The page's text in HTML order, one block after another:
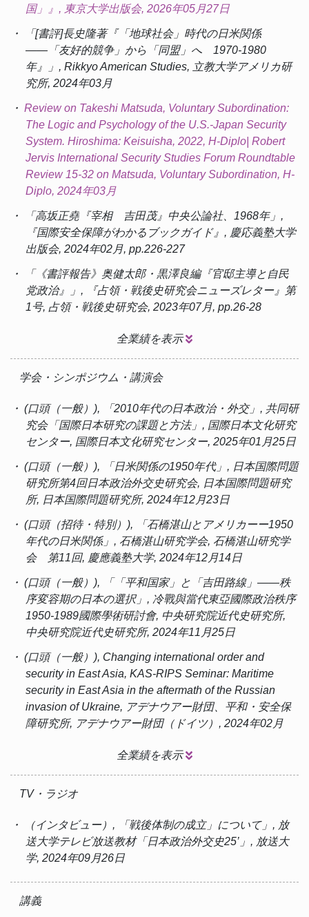
国」』, 東京大学出版会, 2026年05月27日
・ 「[書評]長史隆著『「地球社会」時代の日米関係
――「友好的競争」から「同盟」へ 1970-1980
年』」, Rikkyo American Studies, 立教大学アメリカ研
究所, 2024年03月
・ Review on Takeshi Matsuda, Voluntary Subordination:
The Logic and Psychology of the U.S.-Japan Security
System. Hiroshima: Keisuisha, 2022, H-Diplo| Robert
Jervis International Security Studies Forum Roundtable
Review 15-32 on Matsuda, Voluntary Subordination, H-
Diplo, 2024年03月
・ 「高坂正堯『宰相 吉田茂』中央公論社、1968年」,
『国際安全保障がわかるブックガイド』, 慶応義塾大学
出版会, 2024年02月, pp.226-227
・ 「《書評報告》奥健太郎・黒澤良編『官邸主導と自民
党政治』」, 『占領・戦後史研究会ニューズレター』第
1号, 占領・戦後史研究会, 2023年07月, pp.26-28
全業績を表示
学会・シンポジウム・講演会
・ (口頭（一般）), 「2010年代の日本政治・外交」, 共同研
究会「国際日本研究の課題と方法」, 国際日本文化研究
センター, 国際日本文化研究センター, 2025年01月25日
・ (口頭（一般）), 「日米関係の1950年代」, 日本国際問題
研究所第4回日本政治外交史研究会, 日本国際問題研究
所, 日本国際問題研究所, 2024年12月23日
・ (口頭（招待・特別）), 「石橋湛山とアメリカーー1950
年代の日米関係」, 石橋湛山研究学会, 石橋湛山研究学
会 第11回, 慶應義塾大学, 2024年12月14日
・ (口頭（一般）), 「「平和国家」と「吉田路線」――秩
序変容期の日本の選択」, 冷戰與當代東亞國際政治秩序
1950-1989國際學術研討會, 中央研究院近代史研究所,
中央研究院近代史研究所, 2024年11月25日
・ (口頭（一般）), Changing international order and
security in East Asia, KAS-RIPS Seminar: Maritime
security in East Asia in the aftermath of the Russian
invasion of Ukraine, アデナウアー財団、平和・安全保
障研究所, アデナウアー財団（ドイツ）, 2024年02月
全業績を表示
TV・ラジオ
・ （インタビュー）, 「戦後体制の成立」について」, 放
送大学テレビ放送教材「日本政治外交史25’」, 放送大
学, 2024年09月26日
講義